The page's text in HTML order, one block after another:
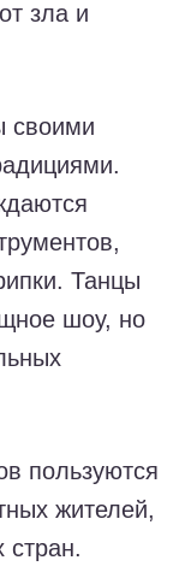
зла и
своими
Танцы
шоу, но
пользуются
жителей,
стран.